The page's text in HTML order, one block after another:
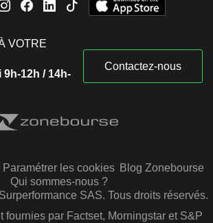
VOTRE
9h-12h / 14h-
Contactez-nous
Paramétrer les cookies Blog Zonebourse
Qui sommes-nous ?
SAS. Tous droits réservés.
fournies par Factset, Morningstar et S&P